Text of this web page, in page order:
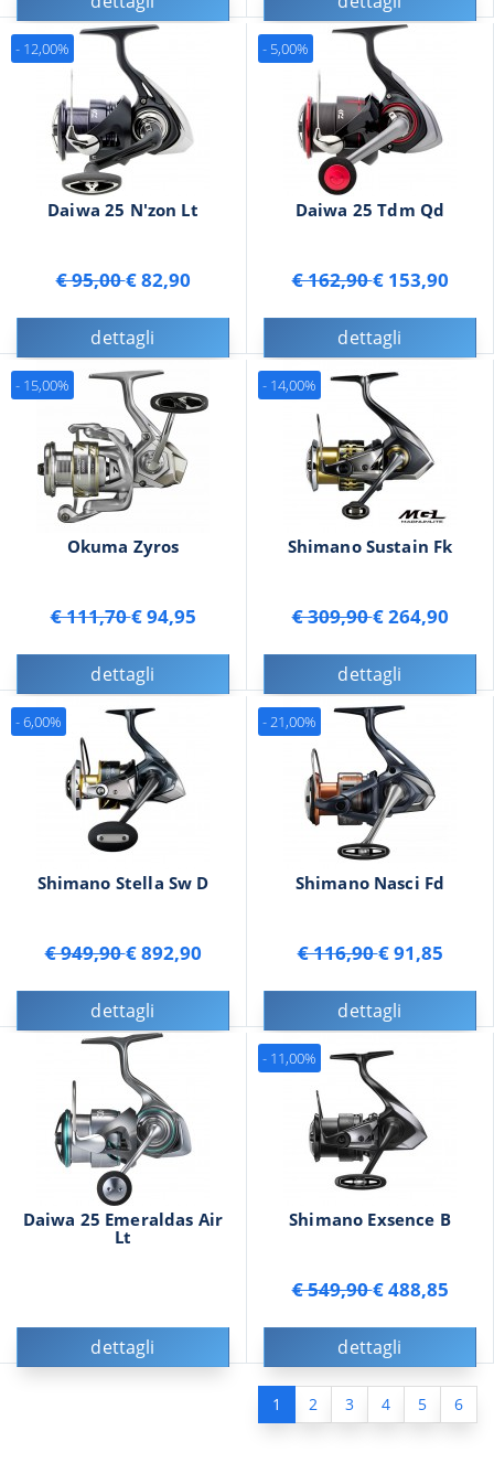
Daiwa 25 N'zon Lt
€ 95,00€ 82,90
dettagli
- 12,00%
Daiwa 25 Tdm Qd
€ 162,90€ 153,90
dettagli
- 5,00%
Okuma Zyros
€ 111,70€ 94,95
dettagli
- 15,00%
Shimano Sustain Fk
€ 309,90€ 264,90
dettagli
- 14,00%
Shimano Stella Sw D
€ 949,90€ 892,90
dettagli
- 6,00%
Shimano Nasci Fd
€ 116,90€ 91,85
dettagli
- 21,00%
Daiwa 25 Emeraldas Air
Lt
dettagli
Shimano Exsence B
€ 549,90€ 488,85
dettagli
- 11,00%
1 2 3 4 5 6